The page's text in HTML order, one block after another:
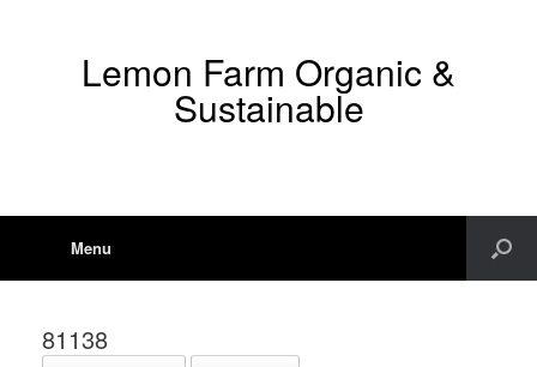
Lemon Farm Organic &
Sustainable
Menu
81138